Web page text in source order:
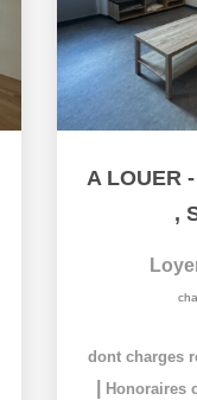
,
dont charges
Honoraires